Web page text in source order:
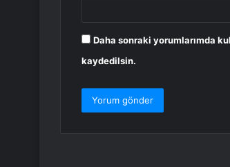
Daha sonraki yorumlarımda
kaydedilsin.